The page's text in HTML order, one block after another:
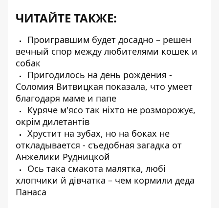
ЧИТАЙТЕ ТАКЖЕ:
Проигравшим будет досадно – решен
вечный спор между любителями кошек и
собак
Пригодилось на день рождения -
Соломия Витвицкая показала, что умеет
благодаря маме и папе
Куряче м'ясо так ніхто не розморожує,
окрім дилетантів
Хрустит на зубах, но на боках не
откладывается - съедобная загадка от
Анжелики Рудницкой
Ось така смакота малятка, любі
хлопчики й дівчатка – чем кормили деда
Панаса